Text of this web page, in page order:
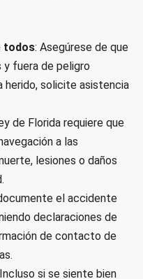
todos: Asegúrese de que
fuera de peligro
herido, solicite asistencia
de Florida requiere que
a las
lesiones o daños
el accidente
declaraciones de
de contacto de
si se siente bien